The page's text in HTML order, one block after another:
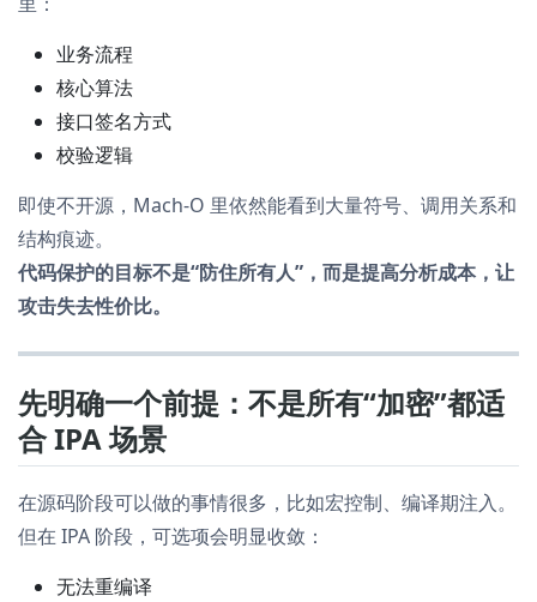
业务流程
核心算法
接口签名方式
校验逻辑
即使不开源，Mach-O 里依然能看到大量符号、调用关系和
结构痕迹。
代码保护的目标不是“防住所有人”，而是提高分析成本，让
攻击失去性价比。
先明确一个前提：不是所有“加密”都适
合 IPA 场景
在源码阶段可以做的事情很多，比如宏控制、编译期注入。
但在 IPA 阶段，可选项会明显收敛：
无法重编译